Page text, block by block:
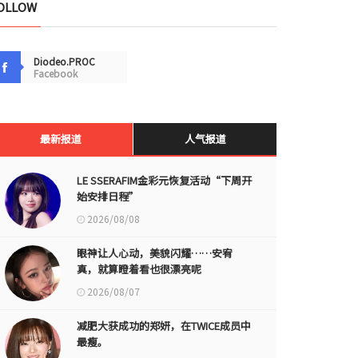
Diodeo.PROC
Facebook
最新报道 人气报道
LE SSERAFIM金彩元恢复活动“下周开
始安排日程”
2026/08/08
眼神让人心动，美貌闪耀……安宥
真，就算瞪着看也很漂亮呢
2026/08/07
减肥大获成功的郑妍，在TWICE成员中
最瘦。